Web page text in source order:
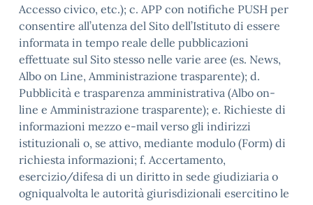
Accesso civico, etc.); c. APP con notifiche PUSH per
consentire all’utenza del Sito dell’Istituto di essere
informata in tempo reale delle pubblicazioni
effettuate sul Sito stesso nelle varie aree (es. News,
Albo on Line, Amministrazione trasparente); d.
Pubblicità e trasparenza amministrativa (Albo on-
line e Amministrazione trasparente); e. Richieste di
informazioni mezzo e-mail verso gli indirizzi
istituzionali o, se attivo, mediante modulo (Form) di
richiesta informazioni; f. Accertamento,
esercizio/difesa di un diritto in sede giudiziaria o
ogniqualvolta le autorità giurisdizionali esercitino le